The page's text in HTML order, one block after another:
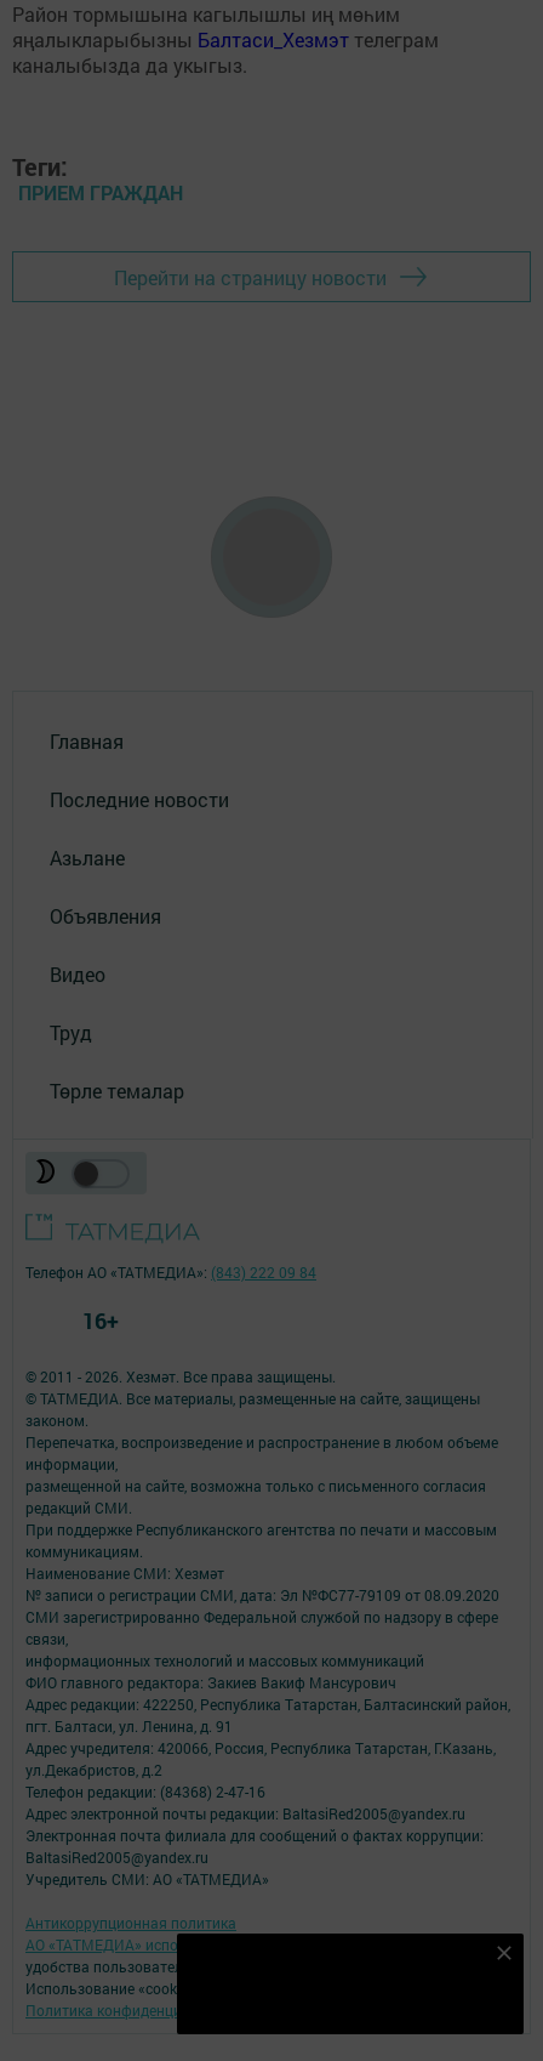
Район тормышына кагылышлы иң мөһим
яңалыкларыбызны Балтаси_Хезмэт телеграм
каналыбызда да укыгыз.
Теги:
ПРИЕМ ГРАЖДАН
Перейти на страницу новости
Главная
Последние новости
Азьлане
Объявления
Видео
Труд
Төрле темалар
© 2011 - 2026. Хезмәт. Все права защищены.
© ТАТМЕДИА. Все материалы, размещенные на сайте, защищены
законом.
Перепечатка, воспроизведение и распространение в любом объеме
информации,
размещенной на сайте, возможна только с письменного согласия
редакций СМИ.
При поддержке Республиканского агентства по печати и массовым
коммуникациям.
Наименование СМИ: Хезмәт
№ записи о регистрации СМИ, дата: Эл №ФС77-79109 от 08.09.2020
СМИ зарегистрированно Федеральной службой по надзору в сфере
связи,
информационных технологий и массовых коммуникаций
ФИО главного редактора: Закиев Вакиф Мансурович
Адрес редакции: 422250, Республика Татарстан, Балтасинский район,
пгт. Балтаси, ул. Ленина, д. 91
Адрес учредителя: 420066, Россия, Республика Татарстан, Г.Казань,
ул.Декабристов, д.2
Телефон редакции: (84368) 2-47-16
Адрес электронной почты редакции: BaltasiRed2005@yandex.ru
Электронная почта филиала для сообщений о фактах коррупции:
BaltasiRed2005@yandex.ru
Учредитель СМИ: АО «ТАТМЕДИА»
Антикоррупционная политика
АО «ТАТМЕДИА» использует «cookie»
для персонализации сервисов и
удобства пользователей сайтом.
Использование «cookie» можно отменить в настройках браузера.
Политика конфиденциальности
Телефон АО «ТАТМЕДИА»: (843) 222 09 84
16+